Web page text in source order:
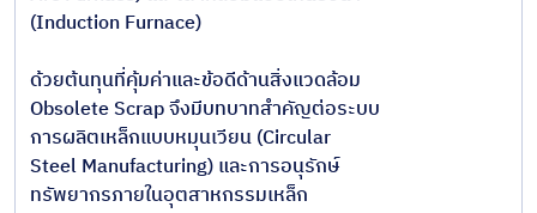
เหล็ก
โครงสร้าง
สำเร็จรูป
(Induction Furnace)
ด้วยต้นทุนที่คุ้มค่าและข้อดีด้านสิ่งแวดล้อม
Obsolete Scrap จึงมีบทบาทสำคัญต่อระบบ
การผลิตเหล็กแบบหมุนเวียน (Circular
Steel Manufacturing) และการอนุรักษ์
ทรัพยากรภายในอุตสาหกรรมเหล็ก